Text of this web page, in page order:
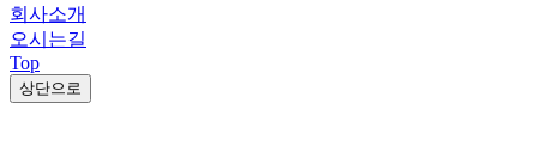
회사소개
오시는길
Top
상단으로